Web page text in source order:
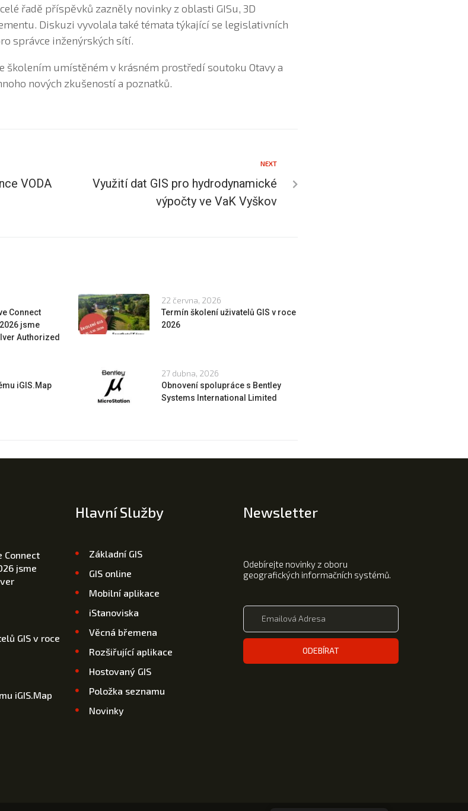
řadě příspěvků zazněly novinky z oblasti GISu, 3D
Diskuzi vyvolala také témata týkající se legislativních
správce inženýrských sítí.
školením umístěném v krásném prostředí soutoku Otavy a
nových zkušeností a poznatků.
VODA
NEXT
Využití dat GIS pro hydrodynamické
výpočty ve VaK Vyškov
Connect
jsme
Authorized
22 června, 2026
Termín školení uživatelů GIS v roce
2026
iGIS.Map
27 dubna, 2026
Obnovení spolupráce s Bentley
Systems International Limited
Connect
jsme
GIS v roce
iGIS.Map
Hlavní Služby
Základní GIS
GIS online
Mobilní aplikace
iStanoviska
Věcná břemena
Rozšiřující aplikace
Hostovaný GIS
Položka seznamu
Novinky
Newsletter
Odebírejte novinky z oboru
geografických informačních systémů.
ODEBÍRAT